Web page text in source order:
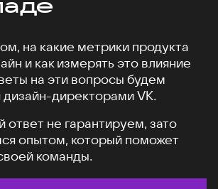
на какие метрики продукта
и как измерять это влияние
на эти вопросы будем
дизайн-директорами VK.
ответ не гарантируем, зато
опытом, который поможет
команды.